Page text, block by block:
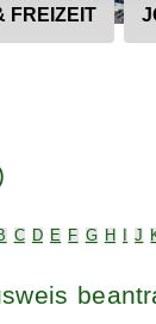
FREIZEIT
C D E F G H J